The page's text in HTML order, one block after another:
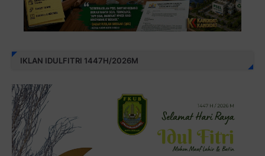
IKLAN IDULFITRI 1447H/2026M